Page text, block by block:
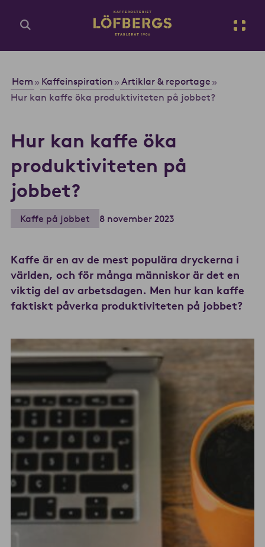
Gå till huvudinnehåll
Sv
Hem » Kaffeinspiration » Artiklar & reportage »
Hur kan kaffe öka produktiviteten på jobbet?
Hur kan kaffe öka
produktiviteten på
jobbet?
Kaffe på jobbet 8 november 2023
Kaffe är en av de mest populära dryckerna i
världen, och för många människor är det en
viktig del av arbetsdagen. Men hur kan kaffe
faktiskt påverka produktiviteten på jobbet?